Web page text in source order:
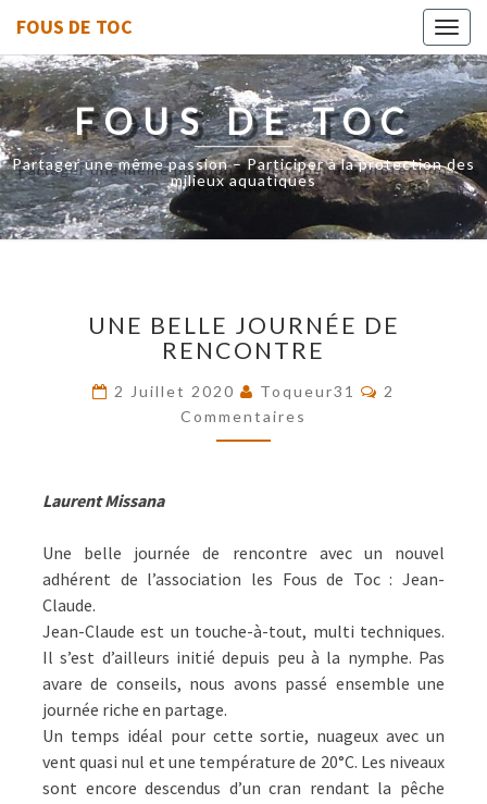
FOUS DE TOC
FOUS DE TOC
Partager une même passion – Participer à la protection des
milieux aquatiques
BELLE
JOURNÉE
RENCONTRE
UNE BELLE JOURNÉE DE
RENCONTRE
2 Juillet 2020 Toqueur31
2
Commentaires
Laurent Missana
Une belle journée de rencontre avec un nouvel
adhérent de l’association les Fous de Toc : Jean-
Claude.
Jean-Claude est un touche-à-tout, multi techniques.
Il s’est d’ailleurs initié depuis peu à la nymphe. Pas
avare de conseils, nous avons passé ensemble une
journée riche en partage.
Un temps idéal pour cette sortie, nuageux avec un
vent quasi nul et une température de 20°C. Les niveaux
sont encore descendus d’un cran rendant la pêche